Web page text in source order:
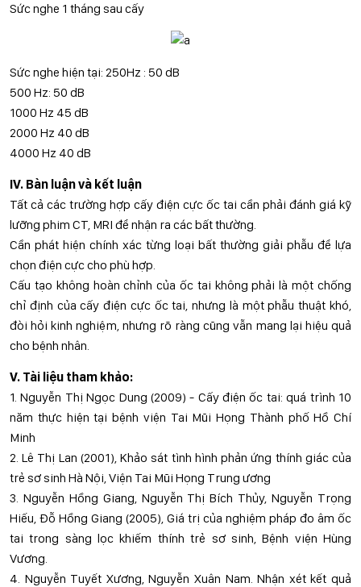
Sức nghe 1 tháng sau cấy
Sức nghe hiện tại: 250Hz : 50 dB
500 Hz: 50 dB
1000 Hz 45 dB
2000 Hz 40 dB
4000 Hz 40 dB
IV. Bàn luận và kết luận
Tất cả các trường hợp cấy điện cực ốc tai cần phải đánh giá kỹ
lưỡng phim CT, MRI để nhận ra các bất thường.
Cần phát hiện chính xác từng loại bất thường giải phẫu để lựa
chọn điện cực cho phù hợp.
Cấu tạo không hoàn chỉnh của ốc tai không phải là một chống
chỉ định của cấy điện cực ốc tai, nhưng là một phẫu thuật khó,
đòi hỏi kinh nghiệm, nhưng rõ ràng cũng vẫn mang lại hiệu quả
cho bệnh nhân.
V. Tài liệu tham khảo:
1. Nguyễn Thị Ngọc Dung (2009) - Cấy điện ốc tai: quá trình 10
năm thực hiện tại bệnh viện Tai Mũi Họng Thành phố Hồ Chí
Minh
2. Lê Thị Lan (2001), Khảo sát tình hình phản ứng thính giác của
trẻ sơ sinh Hà Nội, Viện Tai Mũi Họng Trung ương
3. Nguyễn Hồng Giang, Nguyễn Thị Bích Thủy, Nguyễn Trọng
Hiếu, Đỗ Hồng Giang (2005), Giá trị của nghiệm pháp đo âm ốc
tai trong sàng lọc khiếm thính trẻ sơ sinh, Bệnh viện Hùng
Vương.
4. Nguyễn Tuyết Xương, Nguyễn Xuân Nam. Nhận xét kết quả